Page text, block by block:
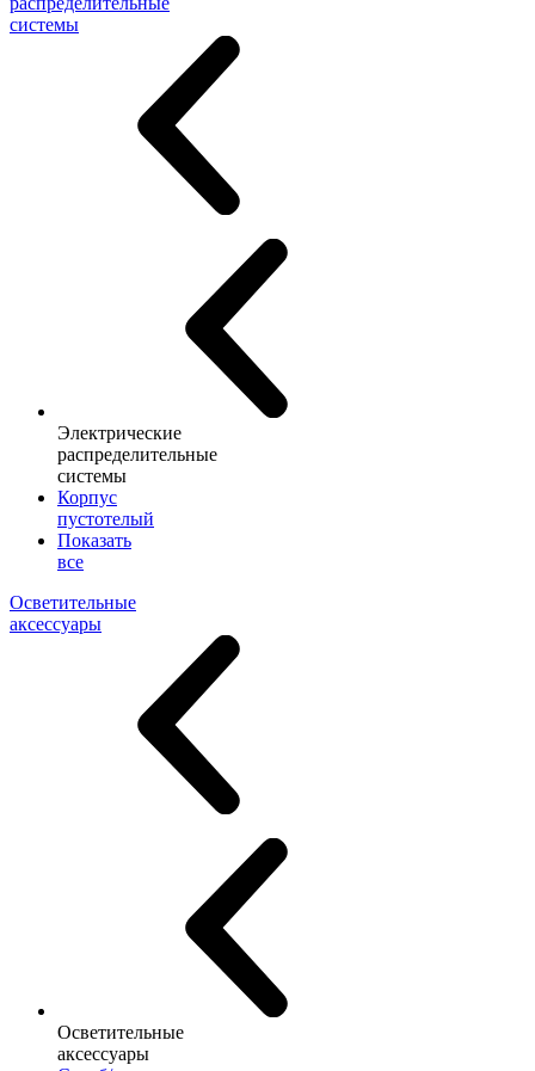
системы
Электрические
распределительные
системы
Корпус
пустотелый
Показать
все
Осветительные
аксессуары
Осветительные
аксессуары